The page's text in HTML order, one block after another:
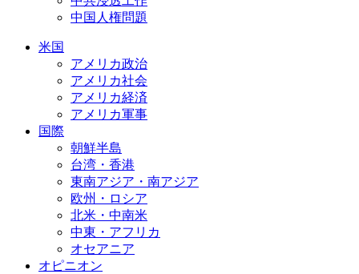
中国人権問題
米国
アメリカ政治
アメリカ社会
アメリカ経済
アメリカ軍事
国際
朝鮮半島
台湾・香港
東南アジア・南アジア
欧州・ロシア
北米・中南米
中東・アフリカ
オセアニア
オピニオン